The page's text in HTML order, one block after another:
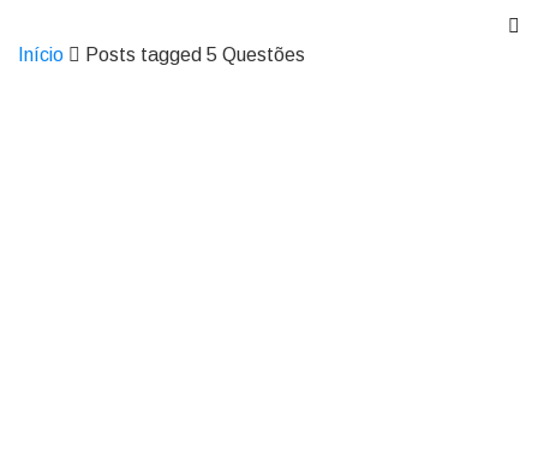
Início Posts tagged 5 Questões